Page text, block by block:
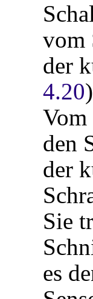
vom
der
4.20
Vom
den
der
Sie
es